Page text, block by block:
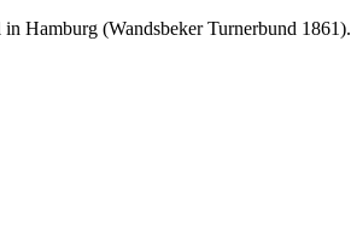
Hamburg (Wandsbeker Turnerbund 1861).